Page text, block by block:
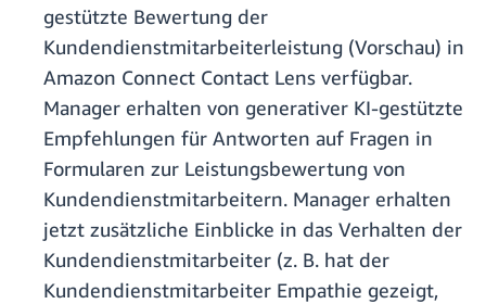
gestützte Bewertung der
Kundendienstmitarbeiterleistung (Vorschau) in
Amazon Connect Contact Lens verfügbar.
Manager erhalten von generativer KI-gestützte
Empfehlungen für Antworten auf Fragen in
Formularen zur Leistungsbewertung von
Kundendienstmitarbeitern. Manager erhalten
jetzt zusätzliche Einblicke in das Verhalten der
Kundendienstmitarbeiter (z. B. hat der
Kundendienstmitarbeiter Empathie gezeigt,